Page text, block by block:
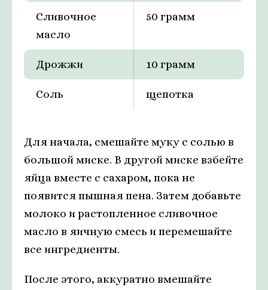
Сливочное
масло
50 грамм
Дрожжи 10 грамм
Соль щепотка
Для начала, смешайте муку с солью в
большой миске. В другой миске взбейте
яйца вместе с сахаром, пока не
появится пышная пена. Затем добавьте
молоко и растопленное сливочное
масло в яичную смесь и перемешайте
все ингредиенты.
После этого, аккуратно вмешайте